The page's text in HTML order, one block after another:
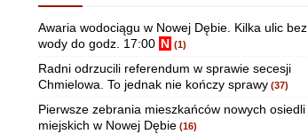
Awaria wodociągu w Nowej Dębie. Kilka ulic bez
wody do godz. 17:00 N (1)
Radni odrzucili referendum w sprawie secesji
Chmielowa. To jednak nie kończy sprawy (37)
Pierwsze zebrania mieszkańców nowych osiedli
miejskich w Nowej Dębie (16)